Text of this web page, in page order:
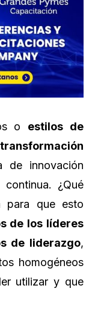
o estilos de
de innovación
¿Qué
que esto
de los líderes
de liderazgo,
homogéneos
utilizar y que